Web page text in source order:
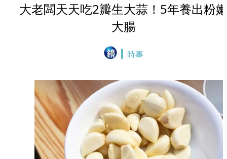
大老闆天天吃2瓣生大蒜！5年養出粉
大腸
時事